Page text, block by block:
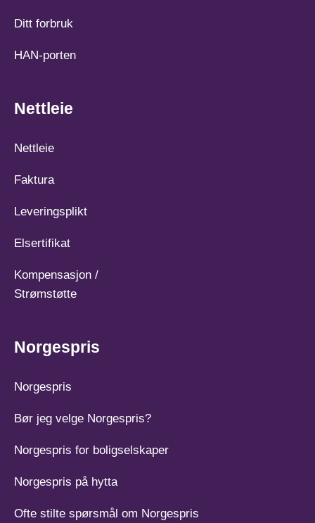
Ditt forbruk
HAN-porten
Nettleie
Nettleie
Faktura
Leveringsplikt
Elsertifikat
Kompensasjon /
Strømstøtte
Norgespris
Norgespris
Bør jeg velge Norgespris?
Norgespris for boligselskaper
Norgespris på hytta
Ofte stilte spørsmål om Norgespris